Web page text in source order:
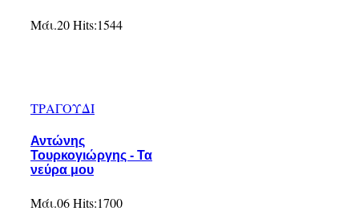
Μάι.20Hits:1544
ΤΡΑΓΟΥΔΙ
Αντώνης
Τουρκογιώργης - Τα
νεύρα μου
Μάι.06Hits:1700